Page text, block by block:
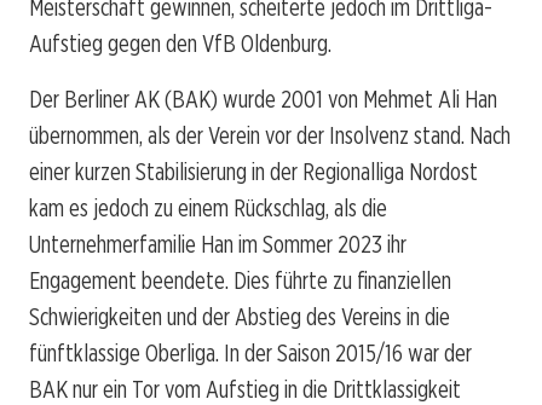
Meisterschaft gewinnen, scheiterte jedoch im Drittliga-
Aufstieg gegen den VfB Oldenburg.
Der Berliner AK (BAK) wurde 2001 von Mehmet Ali Han
übernommen, als der Verein vor der Insolvenz stand. Nach
einer kurzen Stabilisierung in der Regionalliga Nordost
kam es jedoch zu einem Rückschlag, als die
Unternehmerfamilie Han im Sommer 2023 ihr
Engagement beendete. Dies führte zu finanziellen
Schwierigkeiten und der Abstieg des Vereins in die
fünftklassige Oberliga. In der Saison 2015/16 war der
BAK nur ein Tor vom Aufstieg in die Drittklassigkeit